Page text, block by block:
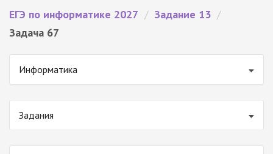
ЕГЭ по информатике 2027 / Задание 13 /
Задача 67
Информатика
Задания